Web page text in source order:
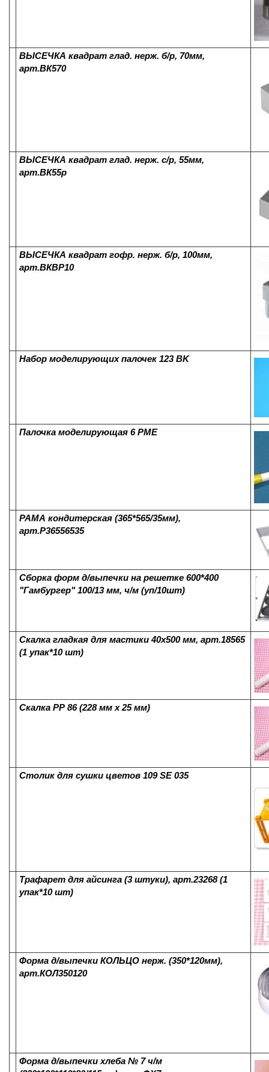
ВЫСЕЧКА квадрат глад. нерж. б/р, 70мм,
арт.ВК570
ВЫСЕЧКА квадрат глад. нерж. с/р, 55мм,
арт.ВК55р
ВЫСЕЧКА квадрат гофр. нерж. б/р, 100мм,
арт.ВКВР10
Набор моделирующих палочек 123 BK
Палочка моделирующая 6 PME
РАМА кондитерская (365*565/35мм),
арт.Р36556535
Сборка форм д/выпечки на решетке 600*400
"Гамбургер" 100/13 мм, ч/м (уп/10шт)
Скалка гладкая для мастики 40х500 мм, арт.18565
(1 упак*10 шт)
Скалка РР 86 (228 мм х 25 мм)
Столик для сушки цветов 109 SE 035
Трафарет для айсинга (3 штуки), арт.23268 (1
упак*10 шт)
Форма д/выпечки КОЛЬЦО нерж. (350*120мм),
арт.КОЛ350120
Форма д/выпечки хлеба № 7 ч/м